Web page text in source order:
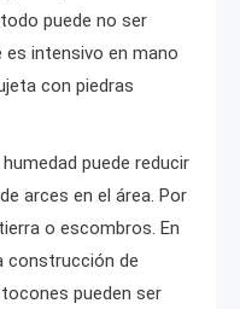
puede no ser
intensivo en mano
con piedras
puede reducir
arces en el área. Por
o escombros. En
construcción de
pueden ser